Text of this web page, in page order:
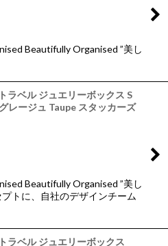
Beautifully Organised ”美し
ラベル ジュエリーボックス S
レージュ Taupe スタッカーズ
Beautifully Organised ”美し
プトに、自社のデザインチーム
ラベル ジュエリーボックス